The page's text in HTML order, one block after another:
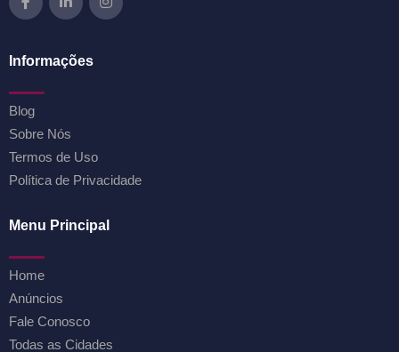
Informações
Blog
Sobre Nós
Termos de Uso
Política de Privacidade
Menu Principal
Home
Anúncios
Fale Conosco
Todas as Cidades